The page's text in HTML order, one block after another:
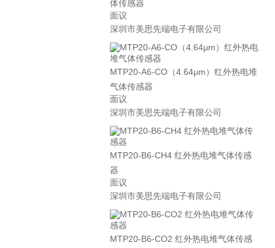
体传感器
面议
深圳市美思先端电子有限公司
MTP20-A6-CO（4.64μm）红外热电堆
气体传感器
面议
深圳市美思先端电子有限公司
MTP20-B6-CH4 红外热电堆气体传感
器
面议
深圳市美思先端电子有限公司
MTP20-B6-CO2 红外热电堆气体传感